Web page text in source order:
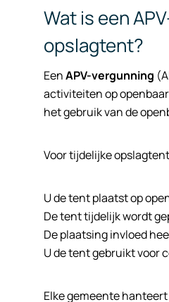
Wat is een
opslagtent?
EenAPV-vergunning
activiteiten op
het gebruik van de
Voor tijdelijke
U de tent plaatst op
De tent tijdelijk wordt
De plaatsing invloed
U de tent gebruikt voor
Elke gemeente